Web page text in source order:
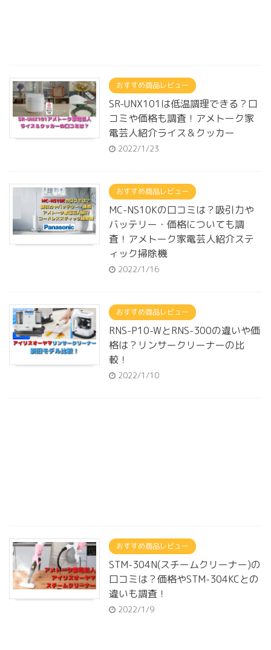
おすすめ商品レビュー
SR-UNX101は低温調理できる？口
コミや価格も調査！アメトーク家
電芸人紹介ライス＆クッカー
2022/1/23
おすすめ商品レビュー
MC-NS10Kの口コミは？吸引力や
バッテリー・価格についても調
査！アメトーク家電芸人紹介ステ
ィック掃除機
2022/1/16
おすすめ商品レビュー
RNS-P10-WとRNS-300の違いや価
格は？リンサークリーナーの比
較！
2022/1/10
おすすめ商品レビュー
STM-304N(スチームクリーナー)の
口コミは？価格やSTM-304KCとの
違いも調査！
2022/1/9